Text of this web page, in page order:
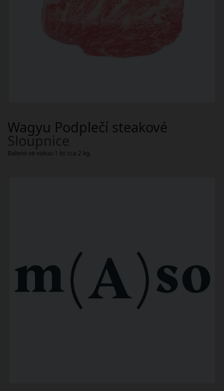
Baleno ve vakuu 1 ks cca 2 kg.
Wagyu Podplečí steakové
Sloupnice